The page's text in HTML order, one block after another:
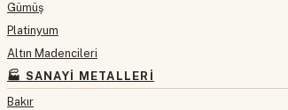
Gümüş
Platinyum
Altın Madencileri
🏭 SANAYI METALLERI
Bakır